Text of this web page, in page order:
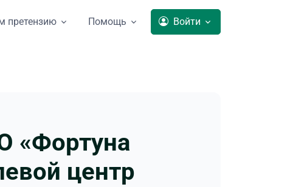
претензию Помощь Войти
«Фортуна
центр